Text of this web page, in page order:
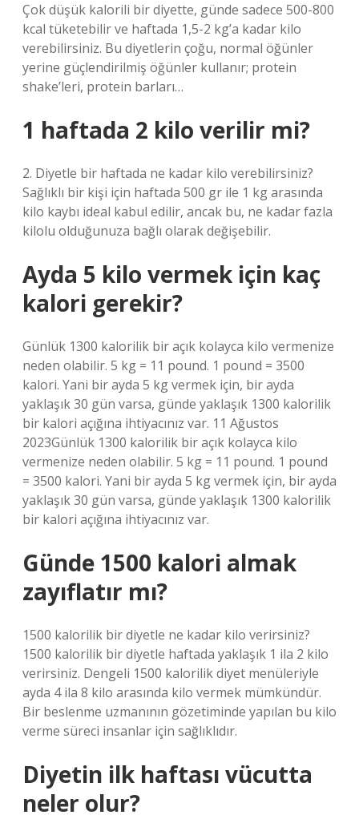
Çok düşük kalorili bir diyette, günde sadece 500-800
kcal tüketebilir ve haftada 1,5-2 kg’a kadar kilo
verebilirsiniz. Bu diyetlerin çoğu, normal öğünler
yerine güçlendirilmiş öğünler kullanır; protein
shake’leri, protein barları…
1 haftada 2 kilo verilir mi?
2. Diyetle bir haftada ne kadar kilo verebilirsiniz?
Sağlıklı bir kişi için haftada 500 gr ile 1 kg arasında
kilo kaybı ideal kabul edilir, ancak bu, ne kadar fazla
kilolu olduğunuza bağlı olarak değişebilir.
Ayda 5 kilo vermek için kaç
kalori gerekir?
Günlük 1300 kalorilik bir açık kolayca kilo vermenize
neden olabilir. 5 kg = 11 pound. 1 pound = 3500
kalori. Yani bir ayda 5 kg vermek için, bir ayda
yaklaşık 30 gün varsa, günde yaklaşık 1300 kalorilik
bir kalori açığına ihtiyacınız var. 11 Ağustos
2023Günlük 1300 kalorilik bir açık kolayca kilo
vermenize neden olabilir. 5 kg = 11 pound. 1 pound
= 3500 kalori. Yani bir ayda 5 kg vermek için, bir ayda
yaklaşık 30 gün varsa, günde yaklaşık 1300 kalorilik
bir kalori açığına ihtiyacınız var.
Günde 1500 kalori almak
zayıflatır mı?
1500 kalorilik bir diyetle ne kadar kilo verirsiniz?
1500 kalorilik bir diyetle haftada yaklaşık 1 ila 2 kilo
verirsiniz. Dengeli 1500 kalorilik diyet menüleriyle
ayda 4 ila 8 kilo arasında kilo vermek mümkündür.
Bir beslenme uzmanının gözetiminde yapılan bu kilo
verme süreci insanlar için sağlıklıdır.
Diyetin ilk haftası vücutta
neler olur?